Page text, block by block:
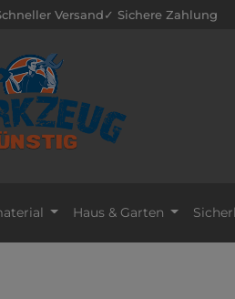
Versand✓ Sichere Zahlung
Haus & Garten